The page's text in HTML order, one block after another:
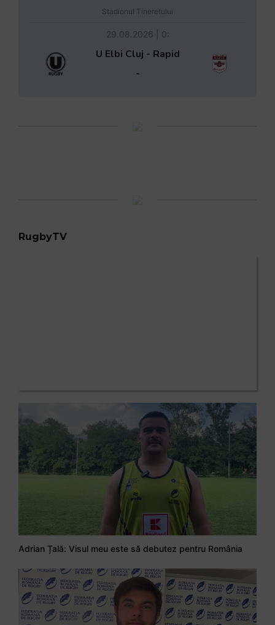
Stadionul Tineretului
29.08.2026 | 0:
U Elbi Cluj - Rapid
-
RugbyTV
Adrian Țală: Visul meu este să debutez pentru România